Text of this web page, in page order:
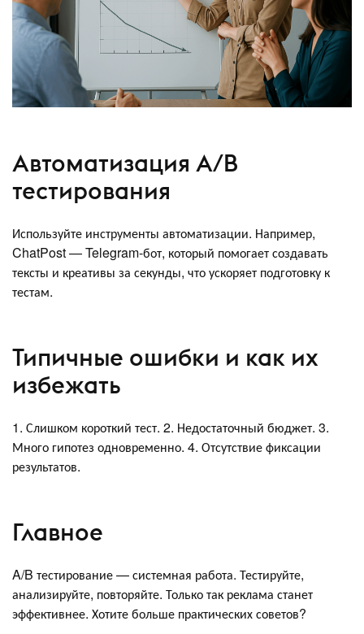
Автоматизация A/B
тестирования
Используйте инструменты автоматизации. Например,
ChatPost — Telegram-бот, который помогает создавать
тексты и креативы за секунды, что ускоряет подготовку к
тестам.
Типичные ошибки и как их
избежать
1. Слишком короткий тест. 2. Недостаточный бюджет. 3.
Много гипотез одновременно. 4. Отсутствие фиксации
результатов.
Главное
A/B тестирование — системная работа. Тестируйте,
анализируйте, повторяйте. Только так реклама станет
эффективнее. Хотите больше практических советов?